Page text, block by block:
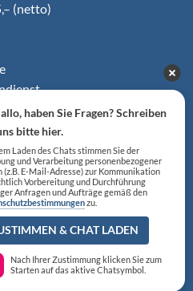
(netto)
haben Sie Fragen? Schreiben
bitte hier.
Laden des Chats stimmen Sie der
und Verarbeitung personenbezogener
(z.B. E-Mail-Adresse) zur Kommunikation
Vorbereitung und Durchführung
Anfragen und Aufträge gemäß den
zu.
& CHAT LADEN
Nach Ihrer Zustimmung klicken Sie zum
Starten auf das aktive Chatsymbol.